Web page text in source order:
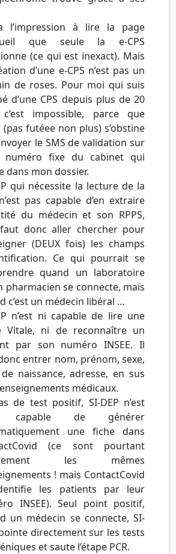
l’impression à lire la page
que seule la e-CPS
(ce qui est inexact). Mais
d’une e-CPS n’est pas un
de roses. Pour moi qui suis
d’une CPS depuis plus de 20
impossible, parce que
(pas futéee non plus) s’obstine
le SMS de validation sur
fixe du cabinet qui
dans mon dossier.
qui nécessite la lecture de la
pas capable d’en extraire
du médecin et son RPPS,
faut donc aller chercher pour
(DEUX fois) les champs
Ce qui pourrait se
quand un laboratoire
pharmacien se connecte, mais
c’est un médecin libéral …
n’est ni capable de lire une
Vitale, ni de reconnaître un
par son numéro INSEE. Il
entrer nom, prénom, sexe,
naissance, adresse, en sus
médicaux.
de test positif, SI-DEP n’est
capable de générer
une fiche dans
(ce sont pourtant
les mêmes
! mais ContactCovid
les patients par leur
INSEE). Seul point positif,
un médecin se connecte, SI-
directement sur les tests
et saute l’étape PCR.